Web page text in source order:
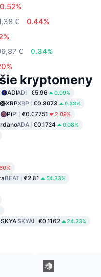
0.52%
€
0.44%
€
0.34%
kryptomeny
ADIADI €5.96 0.09%
XRPXRP €0.8973 0.33%
PiPI €0.07751 2.09%
ADA €0.1724 0.08%
BEAT €2.81 54.33%
SKYAISKYAI €0.1162 24.33%